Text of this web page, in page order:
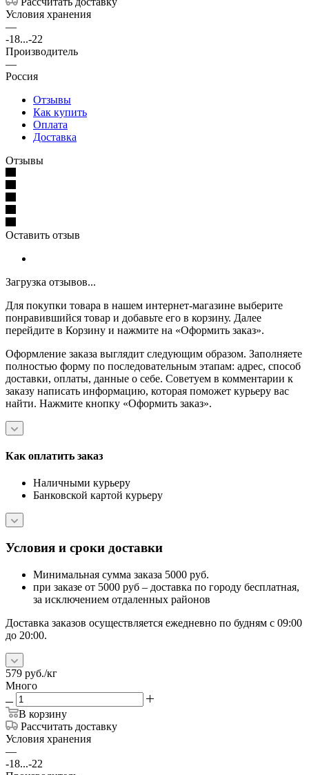
Условия хранения
—
-18...-22
Производитель
—
Россия
Отзывы
Как купить
Оплата
Доставка
Отзывы
Оставить отзыв
Загрузка отзывов...
Для покупки товара в нашем интернет-магазине выберите
понравившийся товар и добавьте его в корзину. Далее
перейдите в Корзину и нажмите на «Оформить заказ».
Оформление заказа выглядит следующим образом. Заполняете
полностью форму по последовательным этапам: адрес, способ
доставки, оплаты, данные о себе. Советуем в комментарии к
заказу написать информацию, которая поможет курьеру вас
найти. Нажмите кнопку «Оформить заказ».
Как оплатить заказ
Наличными курьеру
Банковской картой курьеру
Условия и сроки доставки
Минимальная сумма заказа 5000 руб.
при заказе от 5000 руб – доставка по городу бесплатная,
за исключением отдаленных районов
Доставка заказов осуществляется ежедневно по будням с 09:00
до 20:00.
579 руб./кг
Много
В корзину
Рассчитать доставку
Условия хранения
—
-18...-22